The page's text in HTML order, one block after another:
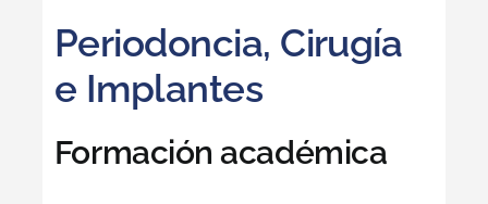
Periodoncia, Cirugía
e Implantes
Formación académica